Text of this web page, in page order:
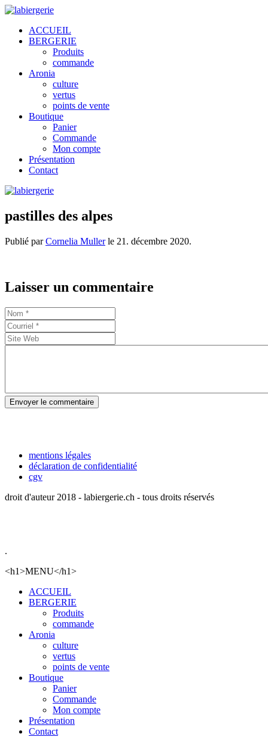
ACCUEIL
BERGERIE
Produits
commande
Aronia
culture
vertus
points de vente
Boutique
Panier
Commande
Mon compte
Présentation
Contact
pastilles des alpes
Publié parCornelia Mullerle 21. décembre 2020.
Laisser un commentaire
Envoyer le commentaire
mentions légales
déclaration de confidentialité
cgv
droit d'auteur 2018 - labiergerie.ch - tous droits réservés
.
<h1>MENU</h1>
ACCUEIL
BERGERIE
Produits
commande
Aronia
culture
vertus
points de vente
Boutique
Panier
Commande
Mon compte
Présentation
Contact